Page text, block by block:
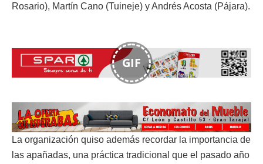
Rosario), Martín Cano (Tuineje) y Andrés Acosta (Pájara).
GIF
La organización quiso además recordar la importancia de
las apañadas, una práctica tradicional que el pasado año